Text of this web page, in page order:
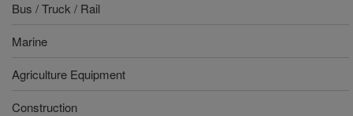
Bus / Truck / Rail
Marine
Agriculture Equipment
Construction